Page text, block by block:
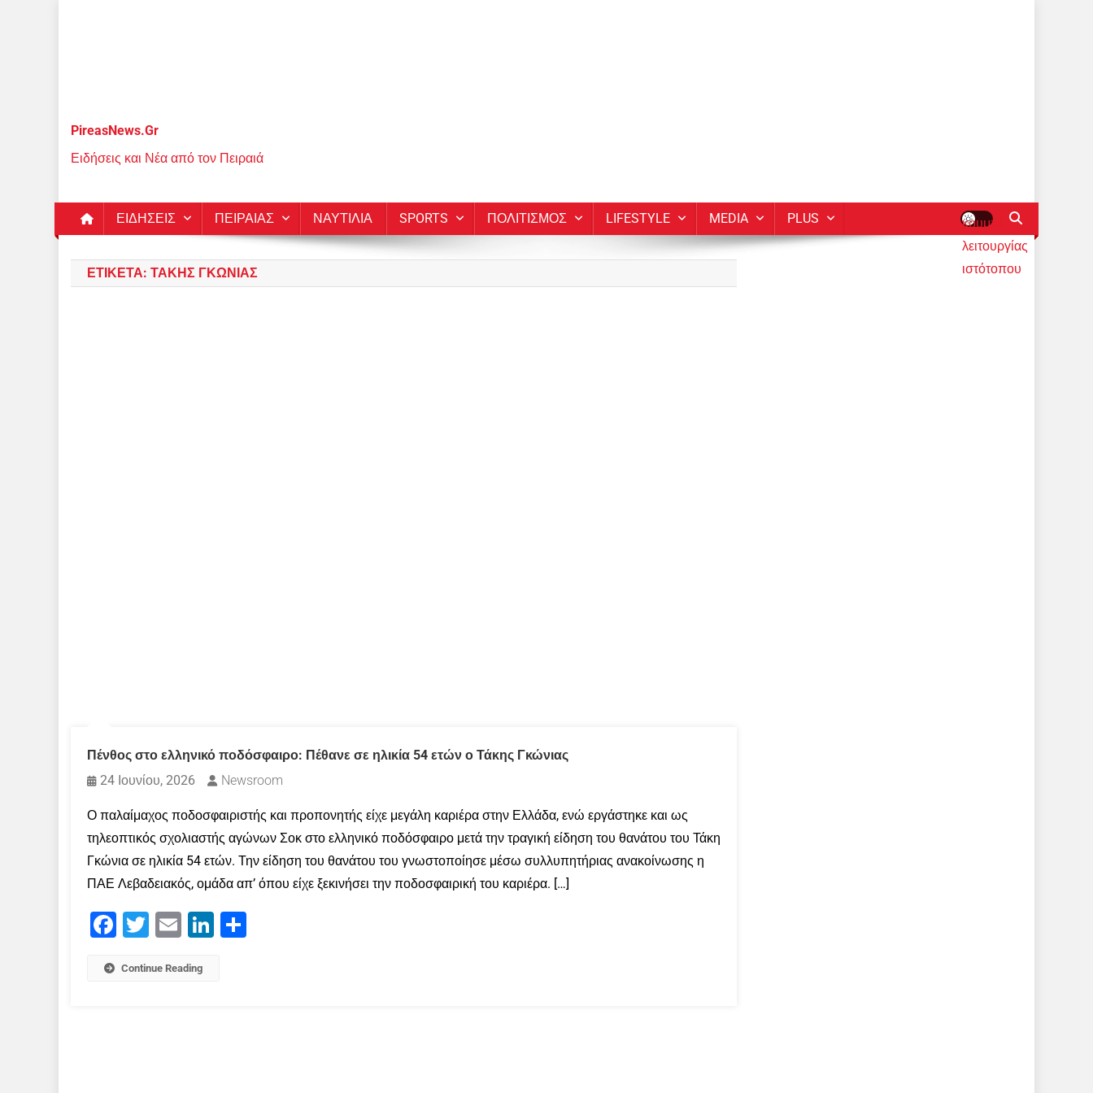
PireasNews.Gr
Ειδήσεις και Νέα από τον Πειραιά
ΕΙΔΗΣΕΙΣ ΠΕΙΡΑΙΑΣ ΝΑΥΤΙΛΙΑ SPORTS ΠΟΛΙΤΙΣΜΟΣ LIFESTYLE MEDIA PLUS
κουμπί
λειτουργίας
ιστότοπου
ΕΤΙΚΈΤΑ: ΤΆΚΗΣ ΓΚΏΝΙΑΣ
Πένθος στο ελληνικό ποδόσφαιρο: Πέθανε σε ηλικία 54 ετών ο Τάκης Γκώνιας
24 Ιουνίου, 2026
Newsroom
Ο παλαίμαχος ποδοσφαιριστής και προπονητής είχε μεγάλη καριέρα στην Ελλάδα, ενώ εργάστηκε και ως
τηλεοπτικός σχολιαστής αγώνων Σοκ στο ελληνικό ποδόσφαιρο μετά την τραγική είδηση του θανάτου του Τάκη
Γκώνια σε ηλικία 54 ετών. Την είδηση του θανάτου του γνωστοποίησε μέσω συλλυπητήριας ανακοίνωσης η
ΠΑΕ Λεβαδειακός, ομάδα απ’ όπου είχε ξεκινήσει την ποδοσφαιρική του καριέρα. […]
Facebook
Twitter Email LinkedIn
Continue Reading